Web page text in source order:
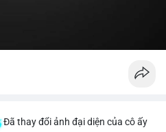
Đã thay đổi ảnh đại diện của cô ấy